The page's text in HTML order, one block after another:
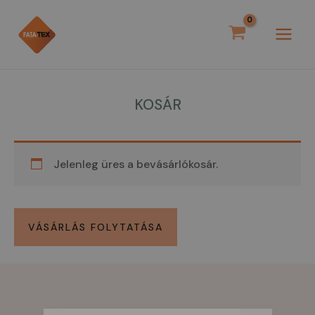
content
KOSÁR
Jelenleg üres a bevásárlókosár.
VÁSÁRLÁS FOLYTATÁSA